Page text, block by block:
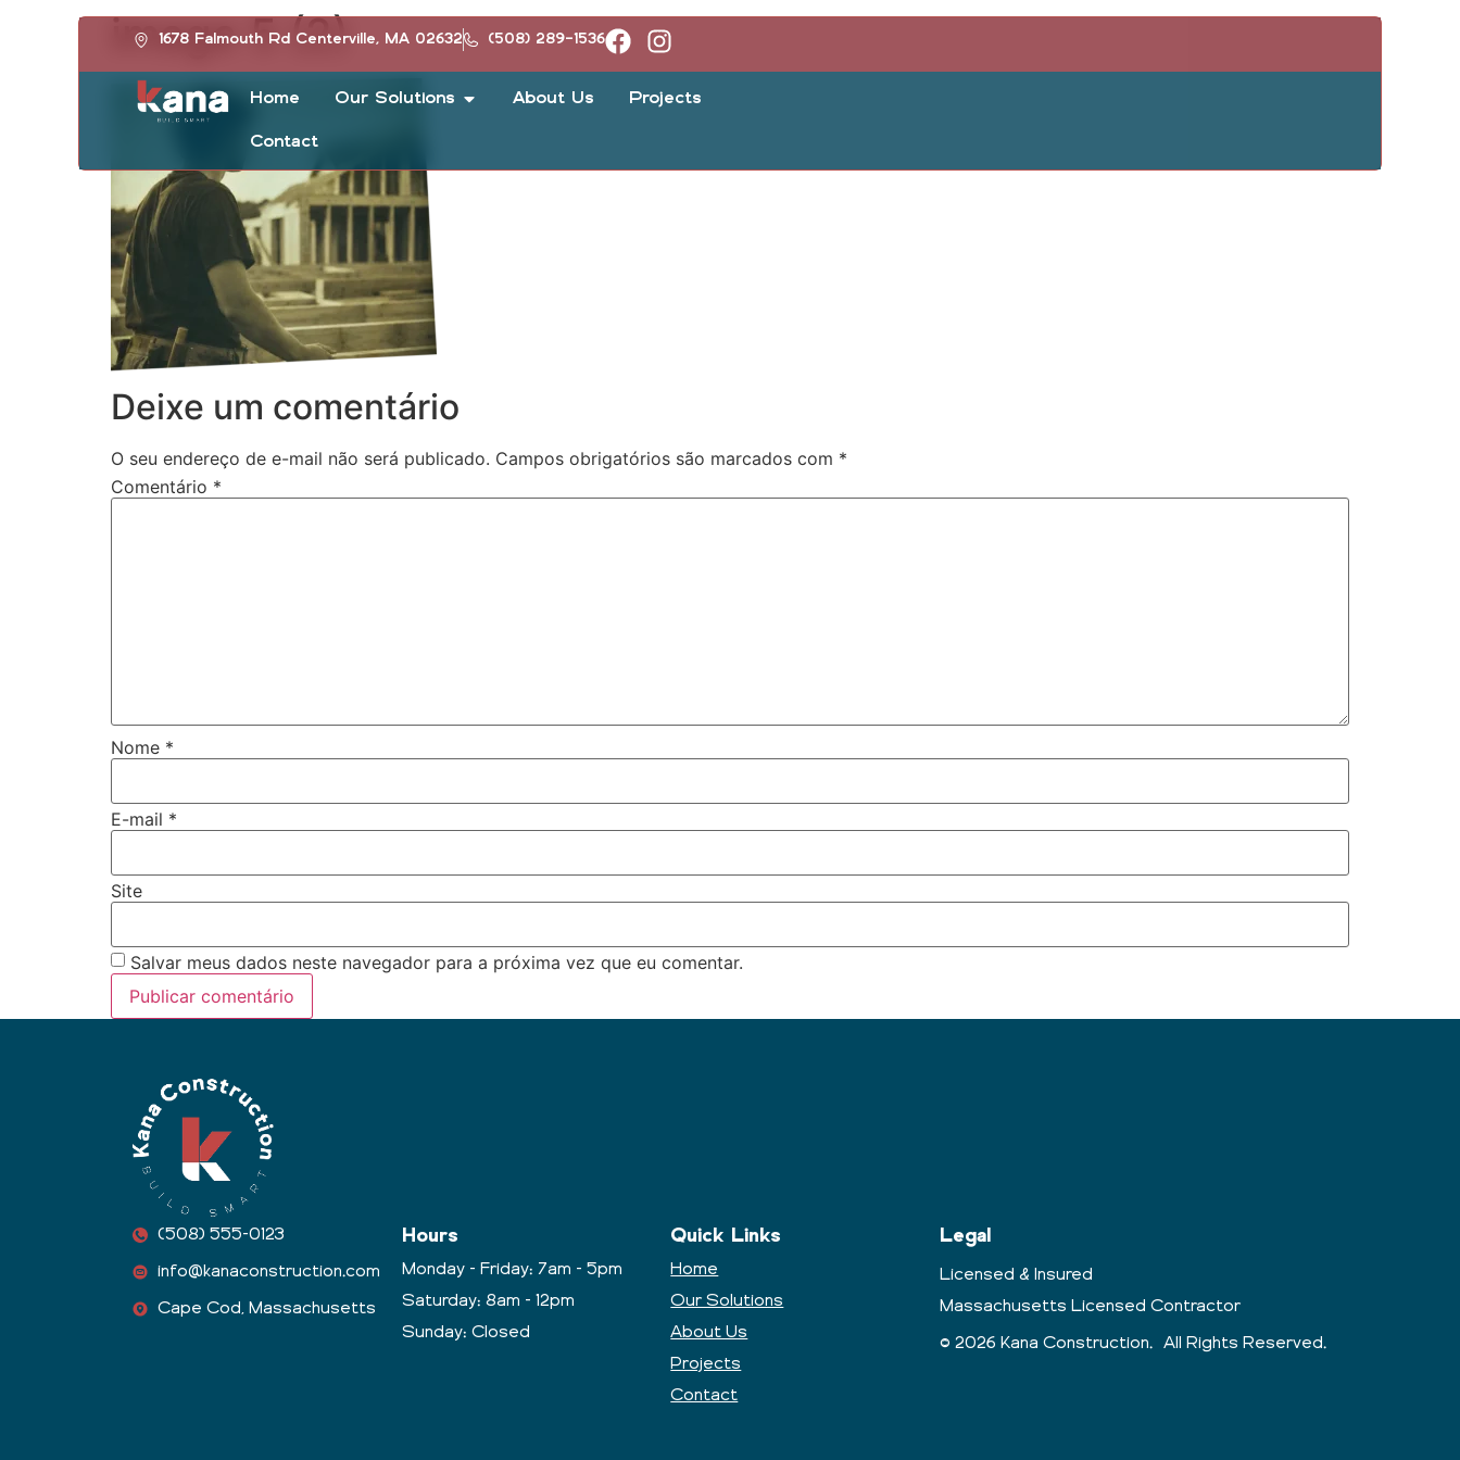
1678 Falmouth Rd Centerville, MA 02632 (508) 289-1536
Home Our Solutions About Us Projects
Contact
image 5 (2)
Deixe um comentário
O seu endereço de e-mail não será publicado. Campos obrigatórios são marcados com *
Comentário *
Nome *
E-mail *
Site
Salvar meus dados neste navegador para a próxima vez que eu comentar.
(508) 555-0123
info@kanaconstruction.com
Cape Cod, Massachusetts
Hours
Monday - Friday: 7am - 5pm
Saturday: 8am - 12pm
Sunday: Closed
Quick Links
Home
Our Solutions
About Us
Projects
Contact
Legal
Licensed & Insured
Massachusetts Licensed Contractor
© 2026 Kana Construction. All Rights Reserved.